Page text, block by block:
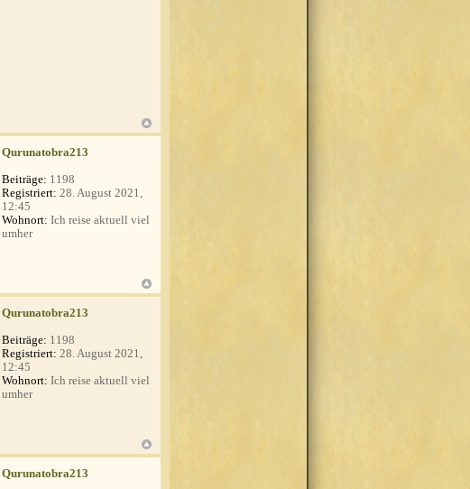
Qurunatobra213
Beiträge: 1198
Registriert: 28. August 2021,
12:45
Wohnort: Ich reise aktuell viel
umher
Qurunatobra213
Beiträge: 1198
Registriert: 28. August 2021,
12:45
Wohnort: Ich reise aktuell viel
umher
Qurunatobra213